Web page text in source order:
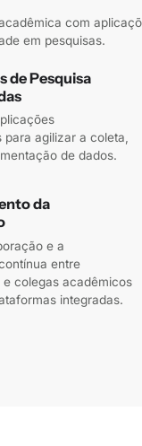
com
em pesquisas.
de Pesquisa
para agilizar a coleta,
de dados.
da
e a
entre
e colegas acadêmicos
integradas.